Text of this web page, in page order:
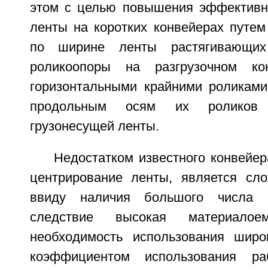
этом с целью повышения
ленты на коротких конвейерах
по ширине ленты
роликоопоры на разгрузочном
горизонтальными крайними
продольным осям их
грузонесущей ленты.
Недостатком известного
центрирование ленты, является
ввиду наличия большого числа
следствие высокая
необходимость использования
коэффициентом использования